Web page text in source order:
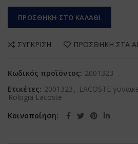
ΠΡΟΣΘΉΚΗ ΣΤΟ ΚΑΛΆΘΙ
ΣΎΓΚΡΙΣΗ ΠΡΟΣΘΉΚΗ ΣΤΑ
Κωδικός προϊόντος: 2001323
Ετικέτες: 2001323 , LACOSTE
Rologia Lacoste
Κοινοποίηση